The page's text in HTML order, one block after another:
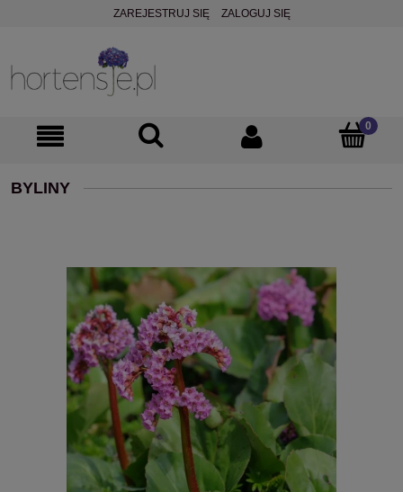
ZAREJESTRUJ SIĘ ZALOGUJ SIĘ
BYLINY